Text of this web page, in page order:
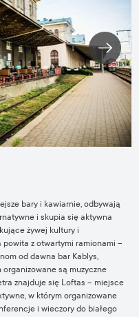
bary i kawiarnie, odbywają
i skupia się aktywna
żywej kultury i
z otwartymi ramionami –
od dawna bar Kablys,
organizowane są muzyczne
znajduje się Loftas – miejsce
w którym organizowane
i wieczory do białego